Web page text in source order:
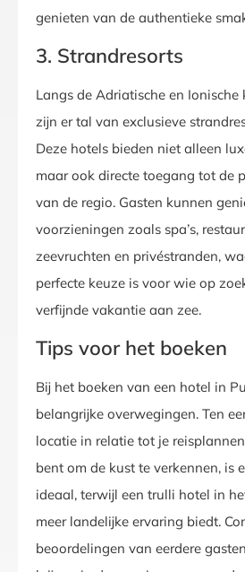
genieten van de authentieke
3. Strandresorts
Langs de Adriatische en
zijn er tal van exclusieve
Deze hotels bieden niet alleen
maar ook directe toegang tot de
van de regio. Gasten kunnen
voorzieningen zoals spa’s,
zeevruchten en privéstranden,
perfecte keuze is voor wie op
verfijnde vakantie aan zee.
Tips voor het boeken
Bij het boeken van een hotel in
belangrijke overwegingen. Ten
locatie in relatie tot je
bent om de kust te verkennen, is
ideaal, terwijl een trulli hotel in
meer landelijke ervaring biedt.
beoordelingen van eerdere